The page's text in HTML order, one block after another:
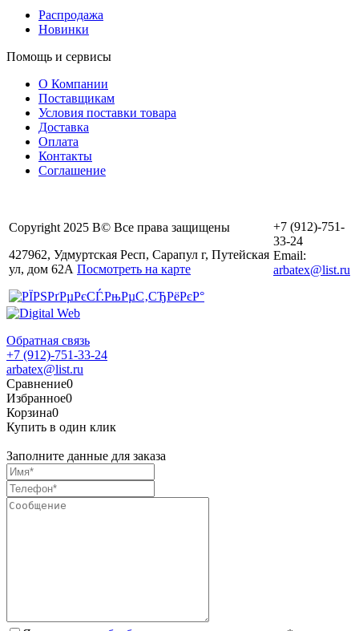
Распродажа
Новинки
Помощь и сервисы
О Компании
Поставщикам
Условия поставки товара
Доставка
Оплата
Контакты
Соглашение
Copyright 2025 В© Все права защищены
427962, Удмуртская Респ, Сарапул г, Путейская
ул, дом 62А Посмотреть на карте
+7 (912)-751-
33-24
Email:
arbatex@list.ru
Обратная связь
+7 (912)-751-33-24
arbatex@list.ru
Сравнение0
Избранное0
Корзина0
Купить в один клик
Заполните данные для заказа